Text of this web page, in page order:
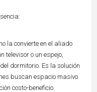
la convierte en el aliado
televisor o un espejo,
dormitorio. Es la solución
buscan espacio masivo
costo-beneficio.